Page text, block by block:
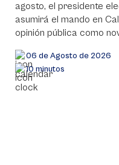
agosto, el presidente
asumirá el mando en
opinión pública como
06 de Agosto de 2026
10 minutos